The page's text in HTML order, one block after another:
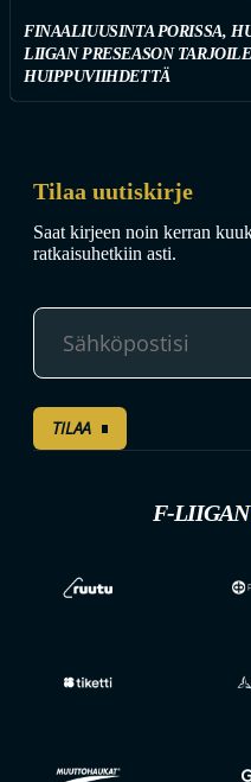
FINAALIUUSINTA PORISSA,
LIIGAN PRESEASON
HUIPPUVIIHDETTÄ
Tilaa uutiskirje
Saat kirjeen noin kerran
ratkaisuhetkiin asti.
TILAA
F-LIIGAN